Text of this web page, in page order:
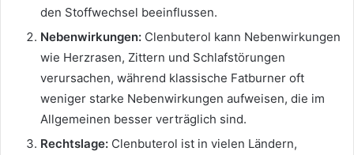
den Stoffwechsel beeinflussen.
Nebenwirkungen: Clenbuterol kann Nebenwirkungen
wie Herzrasen, Zittern und Schlafstörungen
verursachen, während klassische Fatburner oft
weniger starke Nebenwirkungen aufweisen, die im
Allgemeinen besser verträglich sind.
Rechtslage: Clenbuterol ist in vielen Ländern,